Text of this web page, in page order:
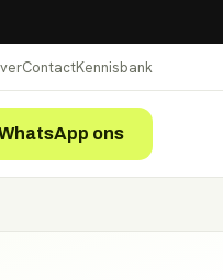
ContactKennisbank
ons